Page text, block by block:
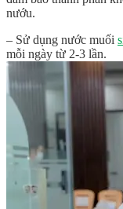
nướu.
– Sử dụng nước muối
mỗi ngày từ 2-3 lần.